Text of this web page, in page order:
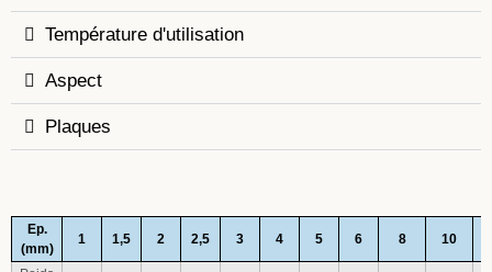
Température d'utilisation
Aspect
Plaques
Ep.
(mm)
1 1,5 2 2,5 3 4 5 6 8 10